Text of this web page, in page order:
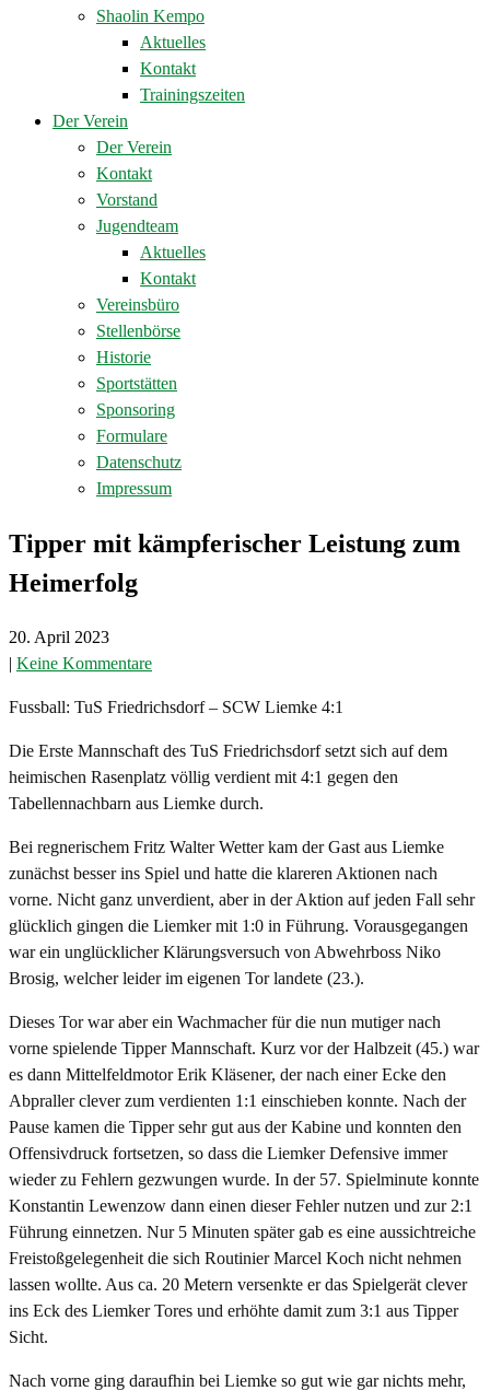
Shaolin Kempo
Aktuelles
Kontakt
Trainingszeiten
Der Verein
Der Verein
Kontakt
Vorstand
Jugendteam
Aktuelles
Kontakt
Vereinsbüro
Stellenbörse
Historie
Sportstätten
Sponsoring
Formulare
Datenschutz
Impressum
Tipper mit kämpferischer Leistung zum
Heimerfolg
20. April 2023
| Keine Kommentare
Fussball: TuS Friedrichsdorf – SCW Liemke 4:1
Die Erste Mannschaft des TuS Friedrichsdorf setzt sich auf dem
heimischen Rasenplatz völlig verdient mit 4:1 gegen den
Tabellennachbarn aus Liemke durch.
Bei regnerischem Fritz Walter Wetter kam der Gast aus Liemke
zunächst besser ins Spiel und hatte die klareren Aktionen nach
vorne. Nicht ganz unverdient, aber in der Aktion auf jeden Fall sehr
glücklich gingen die Liemker mit 1:0 in Führung. Vorausgegangen
war ein unglücklicher Klärungsversuch von Abwehrboss Niko
Brosig, welcher leider im eigenen Tor landete (23.).
Dieses Tor war aber ein Wachmacher für die nun mutiger nach
vorne spielende Tipper Mannschaft. Kurz vor der Halbzeit (45.) war
es dann Mittelfeldmotor Erik Kläsener, der nach einer Ecke den
Abpraller clever zum verdienten 1:1 einschieben konnte. Nach der
Pause kamen die Tipper sehr gut aus der Kabine und konnten den
Offensivdruck fortsetzen, so dass die Liemker Defensive immer
wieder zu Fehlern gezwungen wurde. In der 57. Spielminute konnte
Konstantin Lewenzow dann einen dieser Fehler nutzen und zur 2:1
Führung einnetzen. Nur 5 Minuten später gab es eine aussichtreiche
Freistoßgelegenheit die sich Routinier Marcel Koch nicht nehmen
lassen wollte. Aus ca. 20 Metern versenkte er das Spielgerät clever
ins Eck des Liemker Tores und erhöhte damit zum 3:1 aus Tipper
Sicht.
Nach vorne ging daraufhin bei Liemke so gut wie gar nichts mehr,